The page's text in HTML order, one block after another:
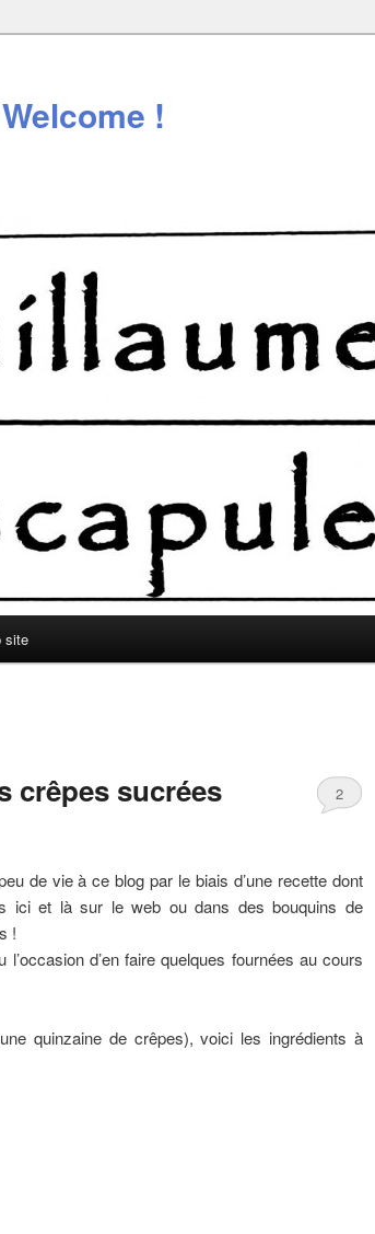
!
site
crêpes sucrées 2
de vie à ce blog par le biais d’une recette dont
ici et là sur le web ou dans des bouquins de
!
l’occasion d’en faire quelques fournées au cours
quinzaine de crêpes), voici les ingrédients à